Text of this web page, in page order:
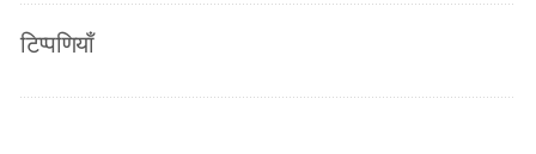
टिप्पणियाँ